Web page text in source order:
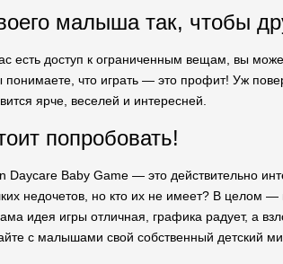
малыша так, чтобы
есть доступ к ограниченным вещам, вы
что играть — это профит! Уж
ярче, веселей и интересней.
попробовать!
Daycare Baby Game — это действительно
недочетов, но кто их не имеет? В целом
идея игры отличная, графика радует, а
с малышами свой собственный детский